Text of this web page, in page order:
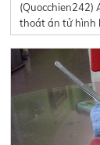
(Quocchien242)
thoát án tử hình